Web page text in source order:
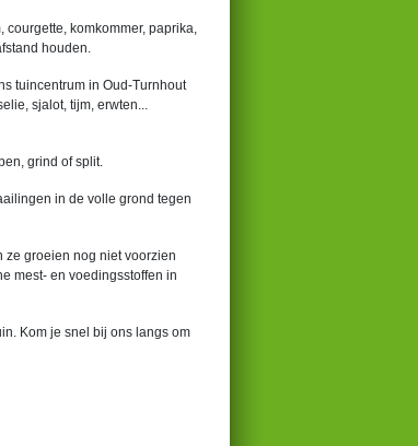
komkommer, paprika,
houden.
tuincentrum in Oud-Turnhout
sjalot, tijm, erwten...
grind of split.
in de volle grond tegen
ze groeien nog niet voorzien
mest- en voedingsstoffen in
Kom je snel bij ons langs om